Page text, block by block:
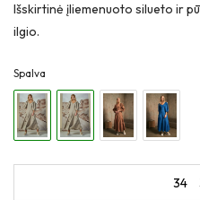
Išskirtinė įliemenuoto silueto ir
ilgio.
Spalva
34